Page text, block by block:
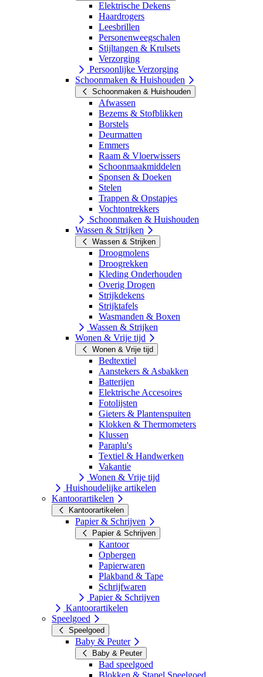
Elektrische Dekens
Haardrogers
Leesbrillen
Personenweegschalen
Stijltangen & Krulsets
Verzorging
Persoonlijke Verzorging
Schoonmaken & Huishouden
Schoonmaken & Huishouden
Afwassen
Bezems & Stofblikken
Borstels
Deurmatten
Emmers
Raam & Vloerwissers
Schoonmaakmiddelen
Sponsen & Doeken
Stelen
Trappen & Opstapjes
Vochtontrekkers
Schoonmaken & Huishouden
Wassen & Strijken
Wassen & Strijken
Droogmolens
Droogrekken
Kleding Onderhouden
Overig Drogen
Strijkdekens
Strijktafels
Wasmanden & Boxen
Wassen & Strijken
Wonen & Vrije tijd
Wonen & Vrije tijd
Bedtextiel
Aanstekers & Asbakken
Batterijen
Elektrische Accesoires
Fotolijsten
Gieters & Plantenspuiten
Klokken & Thermometers
Klussen
Paraplu's
Textiel & Handwerken
Vakantie
Wonen & Vrije tijd
Huishoudelijke artikelen
Kantoorartikelen
Kantoorartikelen
Papier & Schrijven
Papier & Schrijven
Kantoor
Opbergen
Papierwaren
Plakband & Tape
Schrijfwaren
Papier & Schrijven
Kantoorartikelen
Speelgoed
Speelgoed
Baby & Peuter
Baby & Peuter
Bad speelgoed
Blokken & Stapel Speelgoed